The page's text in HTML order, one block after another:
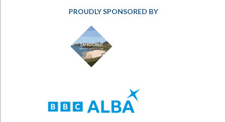
PROUDLY SPONSORED BY